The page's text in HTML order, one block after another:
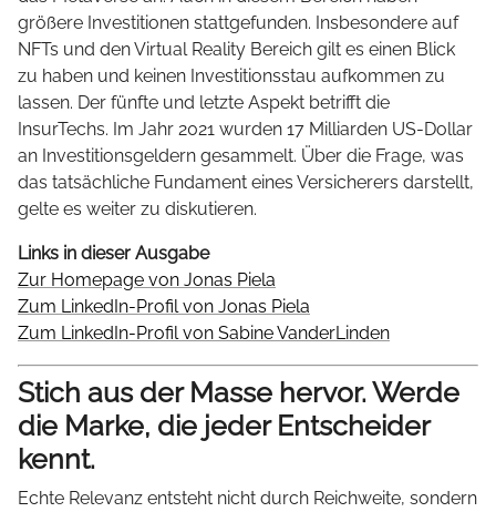
größere Investitionen stattgefunden. Insbesondere auf
NFTs und den Virtual Reality Bereich gilt es einen Blick
zu haben und keinen Investitionsstau aufkommen zu
lassen. Der fünfte und letzte Aspekt betrifft die
InsurTechs. Im Jahr 2021 wurden 17 Milliarden US-Dollar
an Investitionsgeldern gesammelt. Über die Frage, was
das tatsächliche Fundament eines Versicherers darstellt,
gelte es weiter zu diskutieren.
Links in dieser Ausgabe
Zur Homepage von Jonas Piela
Zum LinkedIn-Profil von Jonas Piela
Zum LinkedIn-Profil von Sabine VanderLinden
Stich aus der Masse hervor. Werde
die Marke, die jeder Entscheider
kennt.
Echte Relevanz entsteht nicht durch Reichweite, sondern